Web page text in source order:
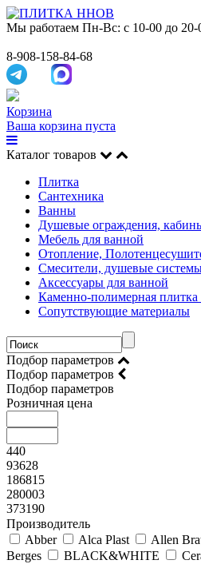
Мы работаем Пн-Вс: с 10-00 до 20-
8-908-158-84-68
Корзина
Ваша корзина пуста
Каталог товаров
Плитка
Сантехника
Ванны
Душевые ограждения,
Мебель для ванной
Отопление,
Смесители, душевые
Аксессуары для ванной
Каменно-полимерная плитка
Сопутствующие материалы
Подбор параметров
Подбор параметров
Подбор параметров
Розничная цена
440
93628
186815
280003
373190
Производитель
Abber
Alca Plast Allen
Berges
BLACK&WHITE